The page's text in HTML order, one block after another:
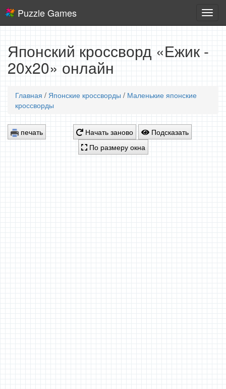
игры
Puzzle Games
Японский кроссворд «Ежик -
20x20» онлайн
Главная / Японские кроссворды / Маленькие японские
кроссворды
печать Начать заново
Подсказать
По размеру окна